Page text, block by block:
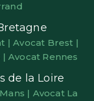
|Avocat Brest |
| Avocat Rennes
de la Loire
| Avocat La